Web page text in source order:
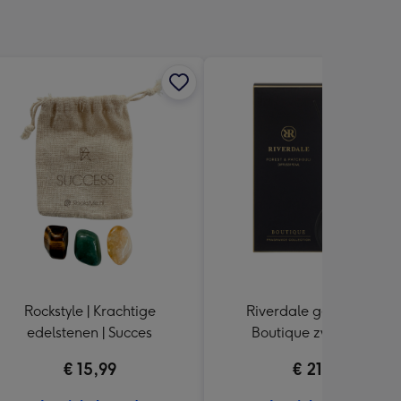
Rockstyle | Krachtige
edelstenen | Succes
€ 15,99
Riverdale geurstokjes |
Boutique zwart 90ml
€ 21,99